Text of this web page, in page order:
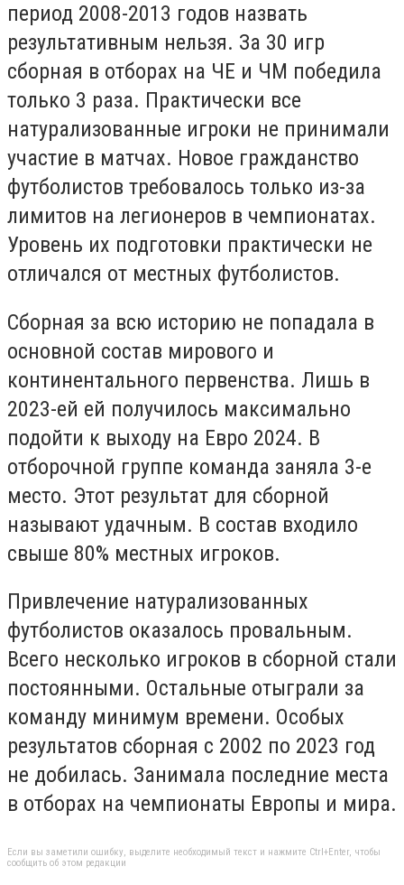
период 2008-2013 годов назвать
результативным нельзя. За 30 игр
сборная в отборах на ЧЕ и ЧМ победила
только 3 раза. Практически все
натурализованные игроки не принимали
участие в матчах. Новое гражданство
футболистов требовалось только из-за
лимитов на легионеров в чемпионатах.
Уровень их подготовки практически не
отличался от местных футболистов.
Сборная за всю историю не попадала в
основной состав мирового и
континентального первенства. Лишь в
2023-ей ей получилось максимально
подойти к выходу на Евро 2024. В
отборочной группе команда заняла 3-е
место. Этот результат для сборной
называют удачным. В состав входило
свыше 80% местных игроков.
Привлечение натурализованных
футболистов оказалось провальным.
Всего несколько игроков в сборной стали
постоянными. Остальные отыграли за
команду минимум времени. Особых
результатов сборная с 2002 по 2023 год
не добилась. Занимала последние места
в отборах на чемпионаты Европы и мира.
Если вы заметили ошибку, выделите необходимый текст и нажмите Ctrl+Enter, чтобы
сообщить об этом редакции